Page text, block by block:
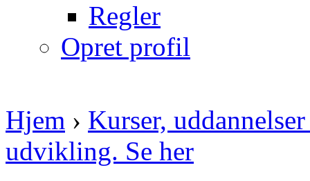
Regler
Opret profil
Hjem › Kurser,
udvikling. Se her